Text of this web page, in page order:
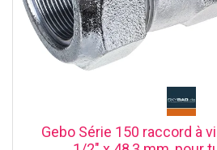
Gebo Série 150 raccord à